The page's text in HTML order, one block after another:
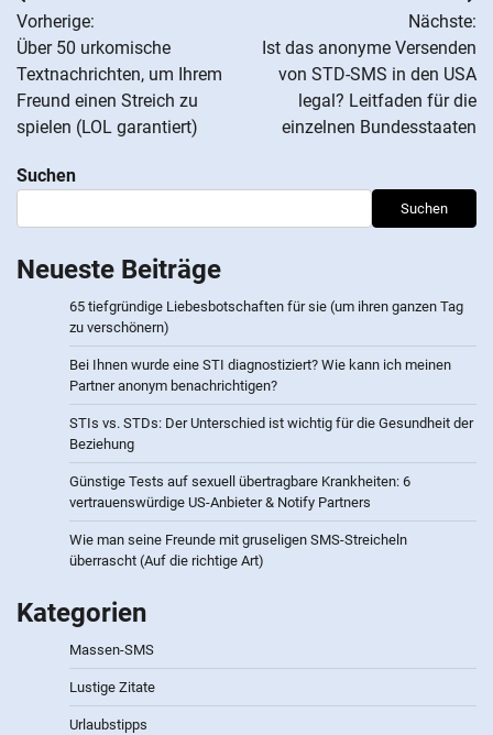
Navigation
Vorherige:
Über 50 urkomische
Textnachrichten, um Ihrem
Freund einen Streich zu
spielen (LOL garantiert)
Nächste:
Ist das anonyme Versenden
von STD-SMS in den USA
legal? Leitfaden für die
einzelnen Bundesstaaten
Suchen
Suchen
Neueste Beiträge
65 tiefgründige Liebesbotschaften für sie (um ihren ganzen Tag
zu verschönern)
Bei Ihnen wurde eine STI diagnostiziert? Wie kann ich meinen
Partner anonym benachrichtigen?
STIs vs. STDs: Der Unterschied ist wichtig für die Gesundheit der
Beziehung
Günstige Tests auf sexuell übertragbare Krankheiten: 6
vertrauenswürdige US-Anbieter & Notify Partners
Wie man seine Freunde mit gruseligen SMS-Streicheln
überrascht (Auf die richtige Art)
Kategorien
Massen-SMS
Lustige Zitate
Urlaubstipps